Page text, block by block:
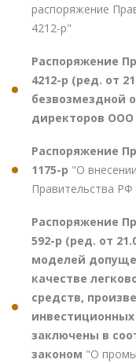
распоряжение
4212-р"
Распоряжение
4212-р (ред. от
безвозмездной
директоров ООО
Распоряжение
1175-р "О
Правительства
Распоряжение
592-р (ред. от
моделей
качестве
средств,
заключены в
законом "О